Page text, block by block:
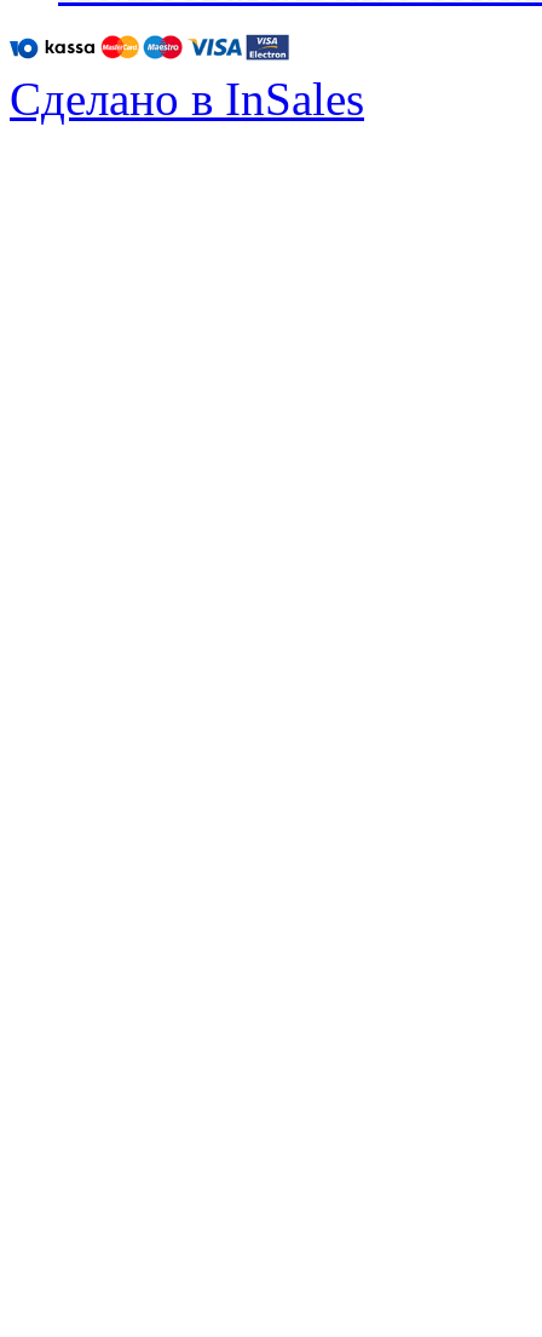
Сделано в InSales